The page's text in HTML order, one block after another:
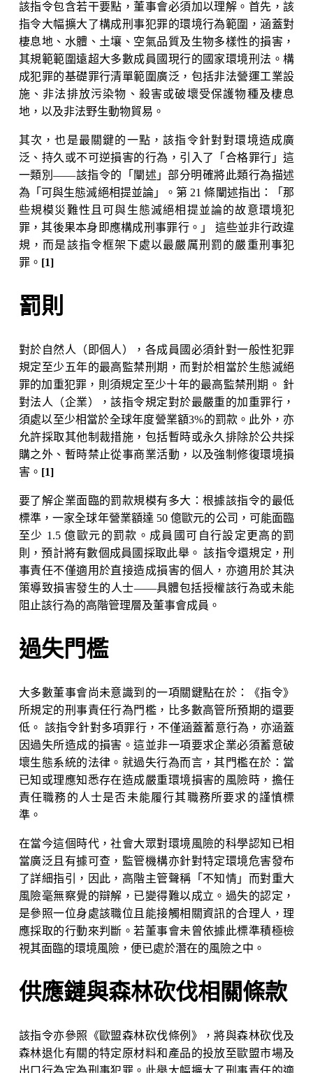
該指令包含若干要點，董事會必須加以理解。首先，該
指令大幅擴大了構成刑事犯罪的環境行為範圍，涵蓋對
棲息地、水體、土壤、空氣品質及生物多樣性的損害，
其規範範圍遠超大多數成員國現行的國家環境刑法。構
成犯罪的基礎罪行清單範圍廣泛，包括非法營運工業設
施、非法排放污染物、殺害或破壞受保護物種及棲息
地，以及非法野生動物貿易。
其次，也是最關鍵的一點，該指令針對對環境造成廣
泛、持久或不可逆損害的行為，引入了「合格罪行」這
一類別——該指令的「闡述」部分明確將此類行為描述
為「可與生態滅絕相提並論」。第 21 條闡述指出：「那
些規模災難性且可與生態滅絕相提並論的故意環境犯
罪，其後果本身即應構成刑事罪行。」 這些並非行政違
規，而是該指令框架下處以最嚴厲刑罰的嚴重刑事犯
罪。 [1]
罰則
對於自然人（即個人），各成員國必須針對一般性犯罪
規定至少五年的最高監禁刑期，而對於相當於生態滅絕
罪的加重犯罪，則須規定至少十年的最高監禁刑期。 針
對法人（企業），該指令規定對於最嚴重的加重罪行，
須處以至少相當於全球年度營業額3%的罰款。此外，亦
允許採取其他制裁措施，包括暫時或永久排除於公共採
購之外、暫時禁止從事商業活動，以及強制修復環境損
害。 [1]
要了解企業面臨的罰款規模有多大：根據該指令的最低
標準，一家全球年營業額達 50 億歐元的公司，可能面臨
至少 1.5 億歐元的罰款。成員國可自行設定更高的罰
則，預計將有數個成員國採取此舉。 該指令還規定，刑
事責任不僅適用於直接造成損害的個人，亦適用於其決
策導致損害發生的人士——具體包括授權該行為或未能
阻止該行為的高階管理層及董事會成員。
過失門檻
大多數董事會尚未意識到的一項關鍵點在於：《指令》
所規定的刑事責任行為門檻，比多數高管所預期的還要
低。 該指令針對多項罪行，不僅涵蓋蓄意行為，亦涵蓋
因過失所造成的損害。這並非一項要求企業必須蓄意破
壞生態系統的法律。就過失行為而言，其門檻在於：當
已知或理應知悉存在造成嚴重環境損害的風險時，擔任
責任職務的人士是否未能履行其職務所要求的謹慎標
準。
在當今這個時代，社會大眾對環境風險的科學認知已相
當廣泛且有據可查，監管機構亦針對特定環境危害發布
了詳細指引，因此，高階主管聲稱「不知情」而對重大
風險毫無察覺的辯解，已變得難以成立。過失的認定，
是參照一位身處該職位且能接觸相關資訊的合理人，理
應採取的行動來判斷。若董事會未曾依據此標準積極檢
視其面臨的環境風險，便已處於潛在的風險之中。
供應鏈與森林砍伐相關條款
該指令亦參照《歐盟森林砍伐條例》，將與森林砍伐及
森林退化有關的特定原材料和產品的投放至歐盟市場及
Nicole
AI Chief Engagement Officer